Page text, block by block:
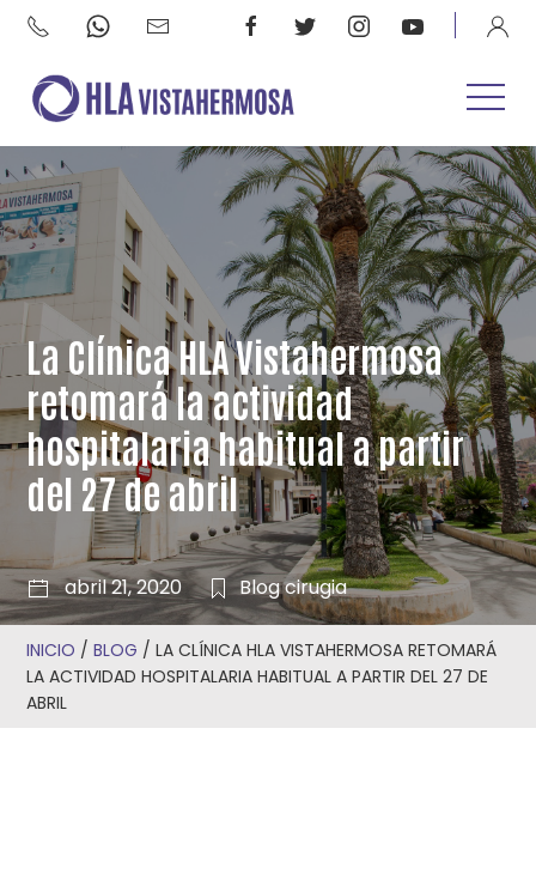
La Clínica HLA Vistahermosa
retomará la actividad
hospitalaria habitual a partir
del 27 de abril
abril 21, 2020 Blogcirugia
INICIO /BLOG /LA CLÍNICA HLA VISTAHERMOSA RETOMARÁ
LA ACTIVIDAD HOSPITALARIA HABITUAL A PARTIR DEL 27 DE
ABRIL